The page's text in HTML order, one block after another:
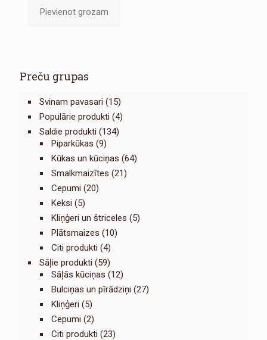
Pievienot grozam
Preču grupas
Svinam pavasari (15)
Populārie produkti (4)
Saldie produkti (134)
Piparkūkas (9)
Kūkas un kūciņas (64)
Smalkmaizītes (21)
Cepumi (20)
Keksi (5)
Kliņģeri un štriceles (5)
Plātsmaizes (10)
Citi produkti (4)
Sāļie produkti (59)
Sāļās kūciņas (12)
Bulciņas un pīrādziņi (27)
Kliņģeri (5)
Cepumi (2)
Citi produkti (23)